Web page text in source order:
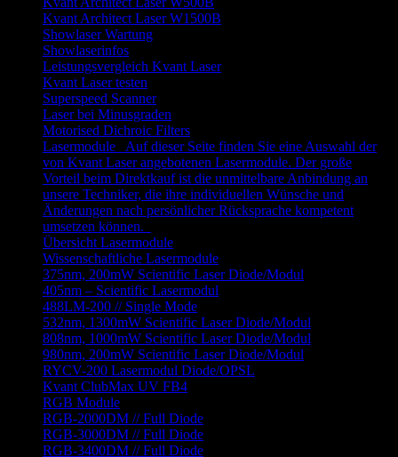
Kvant Architect Laser W1500B
Showlaser Wartung
Showlaserinfos
Leistungsvergleich Kvant Laser
Kvant Laser testen
Superspeed Scanner
Laser bei Minusgraden
Motorised Dichroic Filters
Lasermodule
Auf dieser Seite finden Sie eine Auswahl der
von Kvant Laser angebotenen Lasermodule. Der große
Vorteil beim Direktkauf ist die unmittelbare Anbindung an
unsere Techniker, die ihre individuellen Wünsche und
Änderungen nach persönlicher Rücksprache kompetent
umsetzen können.
Übersicht Lasermodule
Wissenschaftliche Lasermodule
375nm, 200mW Scientific Laser Diode/Modul
405nm – Scientific Lasermodul
488LM-200 // Single Mode
532nm, 1300mW Scientific Laser Diode/Modul
808nm, 1000mW Scientific Laser Diode/Modul
980nm, 200mW Scientific Laser Diode/Modul
RYCV-200 Lasermodul Diode/OPSL
Kvant ClubMax UV FB4
RGB Module
RGB-2000DM // Full Diode
RGB-3000DM // Full Diode
RGB-3400DM // Full Diode